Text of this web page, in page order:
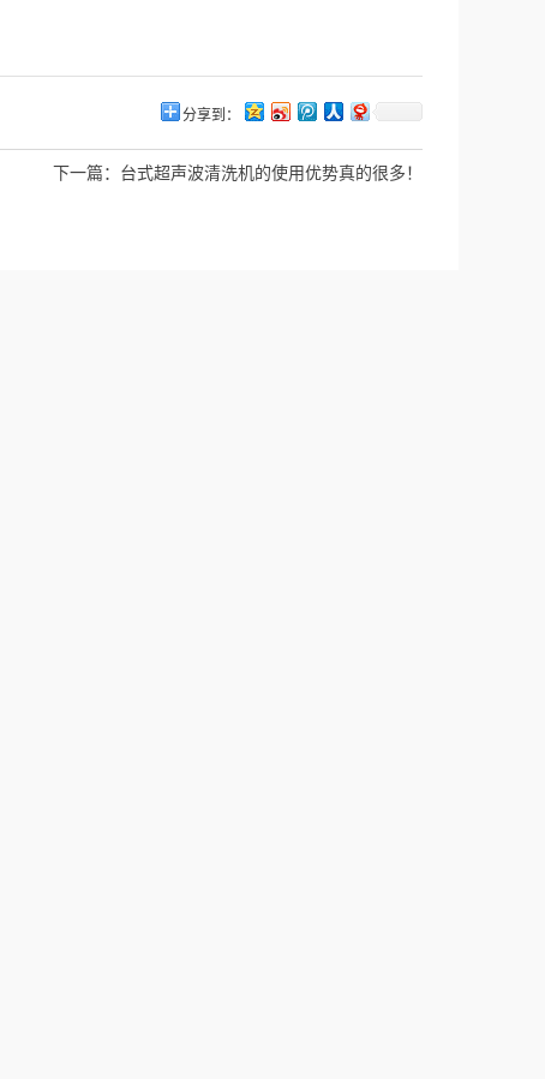
分享到：
下一篇： 台式超声波清洗机的使用优势真的很多！